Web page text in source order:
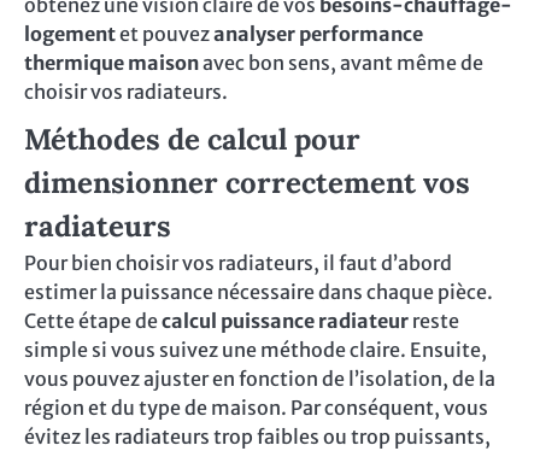
logementet pouvezanalyser performance
thermique maisonavec bon sens, avant même de
choisir vos radiateurs.
Méthodes de calcul pour
dimensionner correctement vos
radiateurs
Pour bien choisir vos radiateurs, il faut d’abord
estimer la puissance nécessaire dans chaque pièce.
Cette étape decalcul puissance radiateur reste
simple si vous suivez une méthode claire. Ensuite,
vous pouvez ajuster en fonction de l’isolation, de la
région et du type de maison. Par conséquent, vous
évitez les radiateurs trop faibles ou trop puissants,